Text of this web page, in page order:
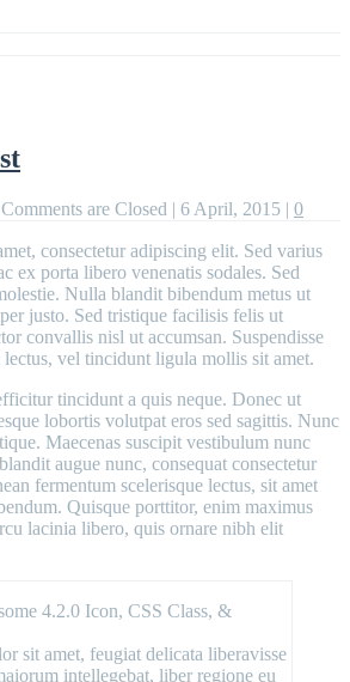
Comments are Closed | 6 April, 2015 | 0
consectetur adipiscing elit. Sed varius
ex porta libero venenatis sodales. Sed
Nulla blandit bibendum metus ut
justo. Sed tristique facilisis felis ut
convallis nisl ut accumsan. Suspendisse
vel tincidunt ligula mollis sit amet.
tincidunt a quis neque. Donec ut
lobortis volutpat eros sed sagittis. Nunc
Maecenas suscipit vestibulum nunc
augue nunc, consequat consectetur
fermentum scelerisque lectus, sit amet
Quisque porttitor, enim maximus
lacinia libero, quis ornare nibh elit
4.2.0 Icon, CSS Class, &
sit amet, feugiat delicata liberavisse
intellegebat, liber regione eu